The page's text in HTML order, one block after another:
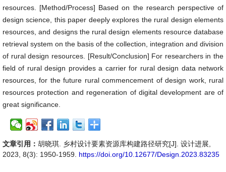
resources. [Method/Process] Based on the research perspective of
design science, this paper deeply explores the rural design elements
resources, and designs the rural design elements resource database
retrieval system on the basis of the collection, integration and division
of rural design resources. [Result/Conclusion] For researchers in the
field of rural design provides a carrier for rural design data network
resources, for the future rural commencement of design work, rural
resources protection and regeneration of digital development are of
great significance.
文章引用： 胡晓琪. 乡村设计要素资源库构建路径研究[J]. 设计进展,
2023, 8(3): 1950-1959. https://doi.org/10.12677/Design.2023.83235